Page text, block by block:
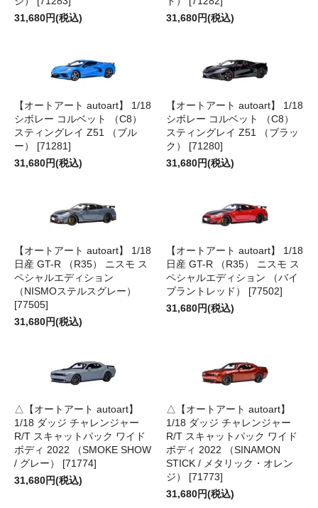
31,680円(税込)
31,680円(税込)
【オートアート autoart】 1/18
シボレー コルベット （C8）
スティングレイ Z51 （ブル
ー） [71281]
31,680円(税込)
【オートアート autoart】 1/18
シボレー コルベット （C8）
スティングレイ Z51 （ブラッ
ク） [71280]
31,680円(税込)
【オートアート autoart】 1/18
日産 GT-R （R35） ニスモ ス
ペシャルエディション
（NISMOステルスグレー）
[77505]
31,680円(税込)
【オートアート autoart】 1/18
日産 GT-R （R35） ニスモ ス
ペシャルエディション （バイ
ブラントレッド） [77502]
31,680円(税込)
△【オートアート autoart】
1/18 ダッジ チャレンジャー
R/T スキャットパック ワイド
ボディ 2022 （SMOKE SHOW
/ グレー） [71774]
31,680円(税込)
△【オートアート autoart】
1/18 ダッジ チャレンジャー
R/T スキャットパック ワイド
ボディ 2022 （SINAMON
STICK / メタリック・オレン
ジ） [71773]
31,680円(税込)